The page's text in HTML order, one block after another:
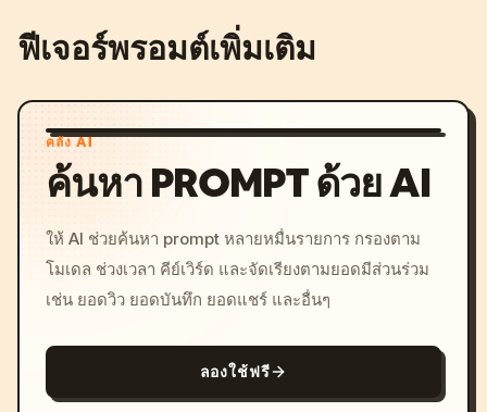
ฟีเจอร์พรอมต์เพิ่มเติม
คลัง AI
ค้นหา PROMPT ด้วย AI
ให้ AI ช่วยค้นหา prompt หลายหมื่นรายการ กรองตาม
โมเดล ช่วงเวลา คีย์เวิร์ด และจัดเรียงตามยอดมีส่วนร่วม
เช่น ยอดวิว ยอดบันทึก ยอดแชร์ และอื่นๆ
ลองใช้ฟรี